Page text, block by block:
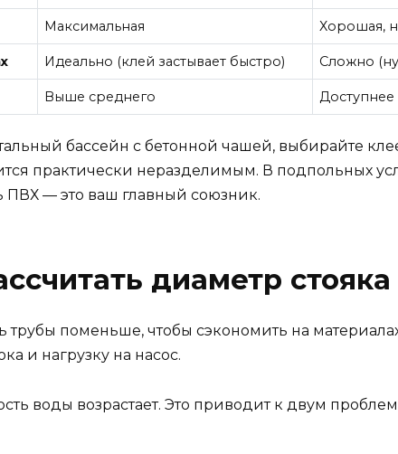
Максимальная Хорошая,
Идеально (клей застывает быстро) Сложно
Выше среднего Доступнее
бассейн с бетонной чашей, выбирайте
практически неразделимым. В подпольных
ПВХ — это ваш главный союзник.
диаметр стояка
трубы поменьше, чтобы сэкономить на
и нагрузку на насос.
воды возрастает. Это приводит к двум